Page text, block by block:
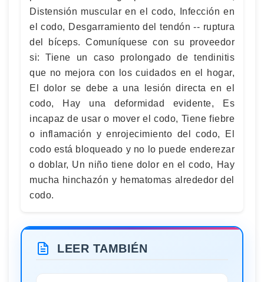
Distensión muscular en el codo, Infección en
el codo, Desgarramiento del tendón -- ruptura
del bíceps. Comuníquese con su proveedor
si: Tiene un caso prolongado de tendinitis
que no mejora con los cuidados en el hogar,
El dolor se debe a una lesión directa en el
codo, Hay una deformidad evidente, Es
incapaz de usar o mover el codo, Tiene fiebre
o inflamación y enrojecimiento del codo, El
codo está bloqueado y no lo puede enderezar
o doblar, Un niño tiene dolor en el codo, Hay
mucha hinchazón y hematomas alrededor del
codo.
LEER TAMBIÉN